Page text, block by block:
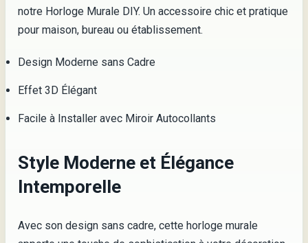
notre Horloge Murale DIY. Un accessoire chic et pratique
pour maison, bureau ou établissement.
Design Moderne sans Cadre
Effet 3D Élégant
Facile à Installer avec Miroir Autocollants
Style Moderne et Élégance
Intemporelle
Avec son design sans cadre, cette horloge murale